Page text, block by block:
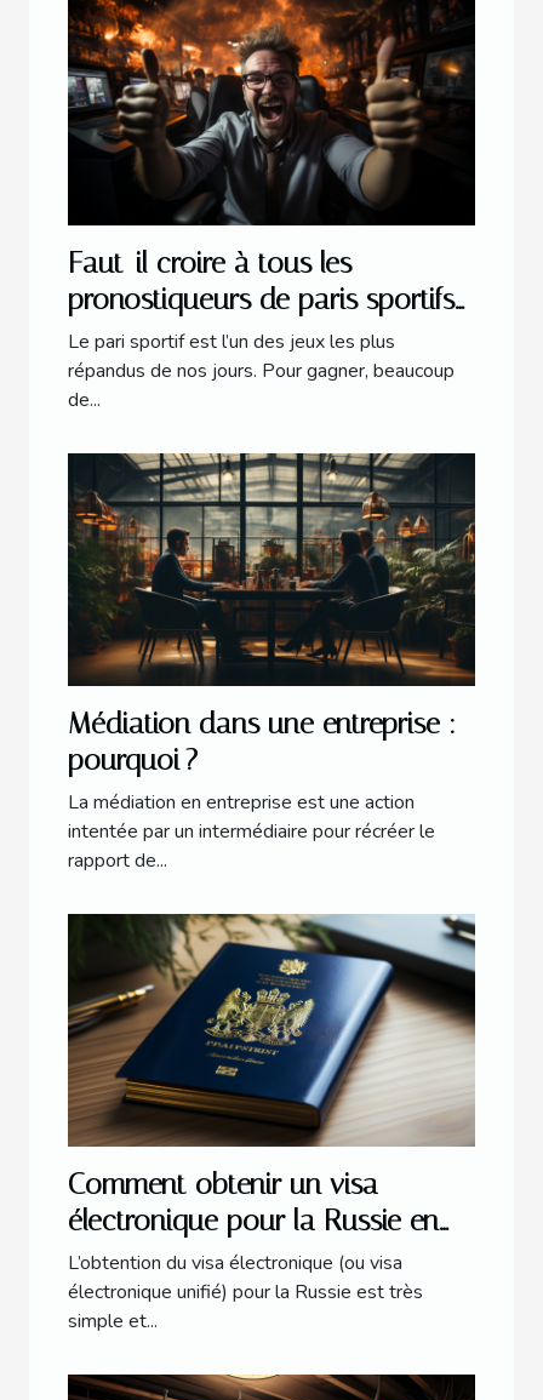
Faut-il croire à tous les
pronostiqueurs de paris sportifs
en ligne ?
Le pari sportif est l’un des jeux les plus
répandus de nos jours. Pour gagner, beaucoup
de...
Médiation dans une entreprise :
pourquoi ?
La médiation en entreprise est une action
intentée par un intermédiaire pour récréer le
rapport de...
Comment obtenir un visa
électronique pour la Russie en
2021 ?
L’obtention du visa électronique (ou visa
électronique unifié) pour la Russie est très
simple et...